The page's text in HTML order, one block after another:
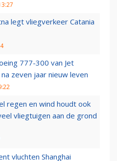
legt vliegverkeer Catania
777-300 van Jet
zeven jaar nieuw leven
regen en wind houdt ook
vliegtuigen aan de grond
vluchten Shanghai